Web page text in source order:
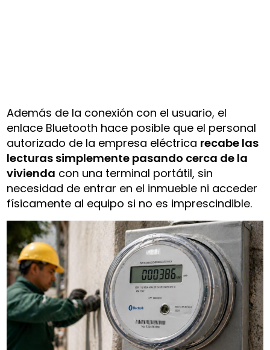
Además de la conexión con el usuario, el
enlace Bluetooth hace posible que el personal
autorizado de la empresa eléctrica recabe las
lecturas simplemente pasando cerca de la
vivienda con una terminal portátil, sin
necesidad de entrar en el inmueble ni acceder
físicamente al equipo si no es imprescindible.